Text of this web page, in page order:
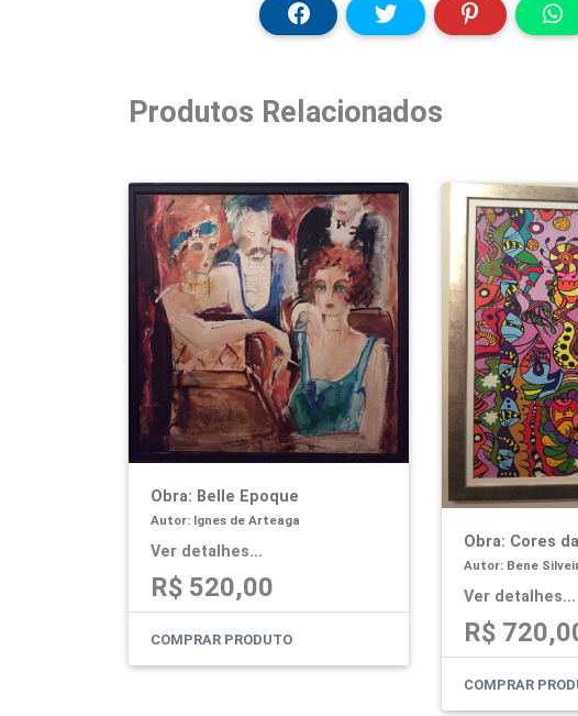
Produtos Relacionados
Obra: Belle Epoque
Autor: Ignes de Arteaga
Ver detalhes...
R$ 520,00
COMPRAR PRODUTO
Obra: Cores
Autor: Bene
Ver detalhes...
R$
COMPRAR